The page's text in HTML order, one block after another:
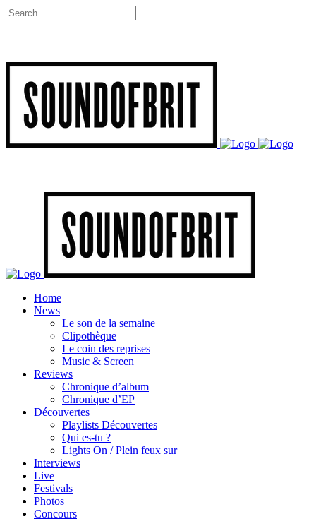
Home
News
Le son de la semaine
Clipothèque
Le coin des reprises
Music & Screen
Reviews
Chronique d’album
Chronique d’EP
Découvertes
Playlists Découvertes
Qui es-tu ?
Lights On / Plein feux sur
Interviews
Live
Festivals
Photos
Concours